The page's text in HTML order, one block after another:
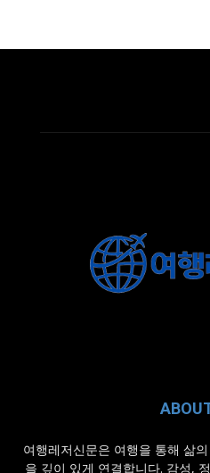
여행레저신문은 여행을 통해 삶
을 깊이 있게 연결합니다. 감성,